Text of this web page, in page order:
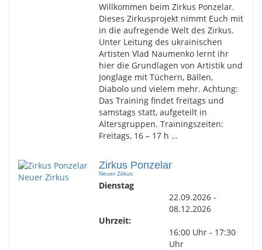
Willkommen beim Zirkus Ponzelar.
Dieses Zirkusprojekt nimmt Euch mit
in die aufregende Welt des Zirkus.
Unter Leitung des ukrainischen
Artisten Vlad Naumenko lernt ihr
hier die Grundlagen von Artistik und
Jonglage mit Tüchern, Bällen,
Diabolo und vielem mehr. Achtung:
Das Training findet freitags und
samstags statt, aufgeteilt in
Altersgruppen. Trainingszeiten:
Freitags, 16 – 17 h …
Zirkus Ponzelar
Neuer Zirkus
Dienstag
22.09.2026 -
08.12.2026
Uhrzeit:
16:00 Uhr - 17:30
Uhr